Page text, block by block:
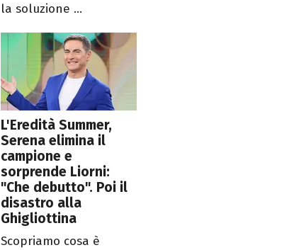
la soluzione ...
L'Eredità Summer,
Serena elimina il
campione e
sorprende Liorni:
"Che debutto". Poi il
disastro alla
Ghigliottina
Scopriamo cosa è